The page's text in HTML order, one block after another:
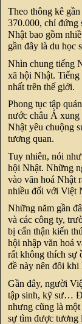
Theo thông kê
370.000, chỉ đứng
Nhật bao gồm
gần đây là du học
Nhìn chung tiếng
xã hội Nhật.
nhất trên thế giới.
Phong tục tập
nước châu Á
Nhật yêu chuộng
tương quan.
Tuy nhiên, nói
hội Nhật. Những
vào văn hoá Nhật
nhiều đối với Việt
Những năm gần
và các công ty,
bị cẩn thận kiến
hội nhập văn hoá
rất không thích sự
đề này nên đôi khi
Gần đây, người
tập sinh, kỹ sư…
nhưng cũng là một
sự tìm được tương